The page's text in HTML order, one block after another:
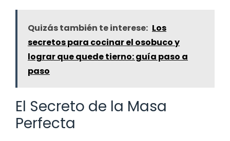
Quizás también te interese: Los
secretos para cocinar el osobuco y
lograr que quede tierno: guía paso a
paso
El Secreto de la Masa
Perfecta